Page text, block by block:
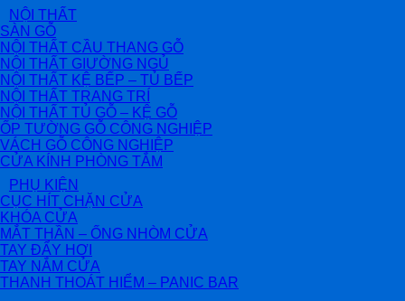
NỘI THẤT
SÀN GỖ
NỘI THẤT CẦU THANG GỖ
NỘI THẤT GIƯỜNG NGỦ
NỘI THẤT KỆ BẾP – TỦ BẾP
NỘI THẤT TRANG TRÍ
NỘI THẤT TỦ GỖ – KỆ GỖ
ỐP TƯỜNG GỖ CÔNG NGHIỆP
VÁCH GỖ CÔNG NGHIỆP
CỬA KÍNH PHÒNG TẮM
PHỤ KIỆN
CỤC HÍT CHẶN CỬA
KHÓA CỬA
MẮT THẦN – ỐNG NHÒM CỬA
TAY ĐẨY HƠI
TAY NẮM CỬA
THANH THOÁT HIỂM – PANIC BAR